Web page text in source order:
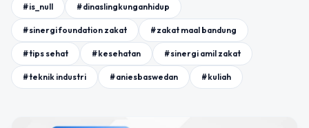
#is_null #dinaslingkunganhidup
#sinergi foundation zakat #zakat maal bandung
#tips sehat #kesehatan #sinergi amil zakat
#teknik industri #aniesbaswedan #kuliah